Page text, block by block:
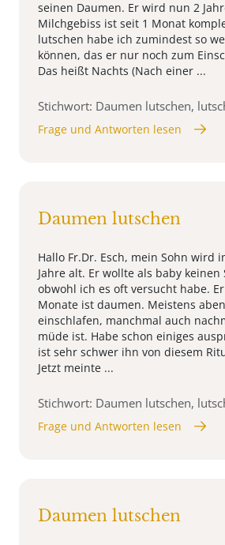
seinen Daumen. Er wird nun 2
Milchgebiss ist seit 1 Monat
lutschen habe ich zumindest so
können, das er nur noch zum
Das heißt Nachts (Nach einer ...
Stichwort: Daumen lutschen,
Frage und Antworten lesen
Daumen lutschen
Hallo Fr.Dr. Esch, mein Sohn wird
Jahre alt. Er wollte als baby keinen
obwohl ich es oft versucht habe.
Monate ist daumen. Meistens
einschlafen, manchmal auch
müde ist. Habe schon einiges
ist sehr schwer ihn von diesem
Jetzt meinte ...
Stichwort: Daumen lutschen,
Frage und Antworten lesen
Daumen lutschen